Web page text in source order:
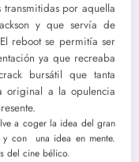
transmitidas por aquella
y que servía de
reboot se permitía ser
ya que recreaba
bursátil que tanta
original a la opulencia
a coger la idea del gran
con una idea en mente.
del cine bélico.